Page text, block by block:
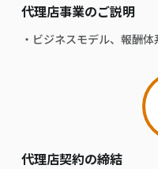
代理店事業のご説明
・ビジネスモデル、報酬
代理店契約の締結